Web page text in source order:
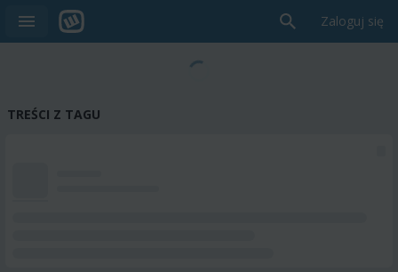
Zaloguj się
TREŚCI Z TAGU